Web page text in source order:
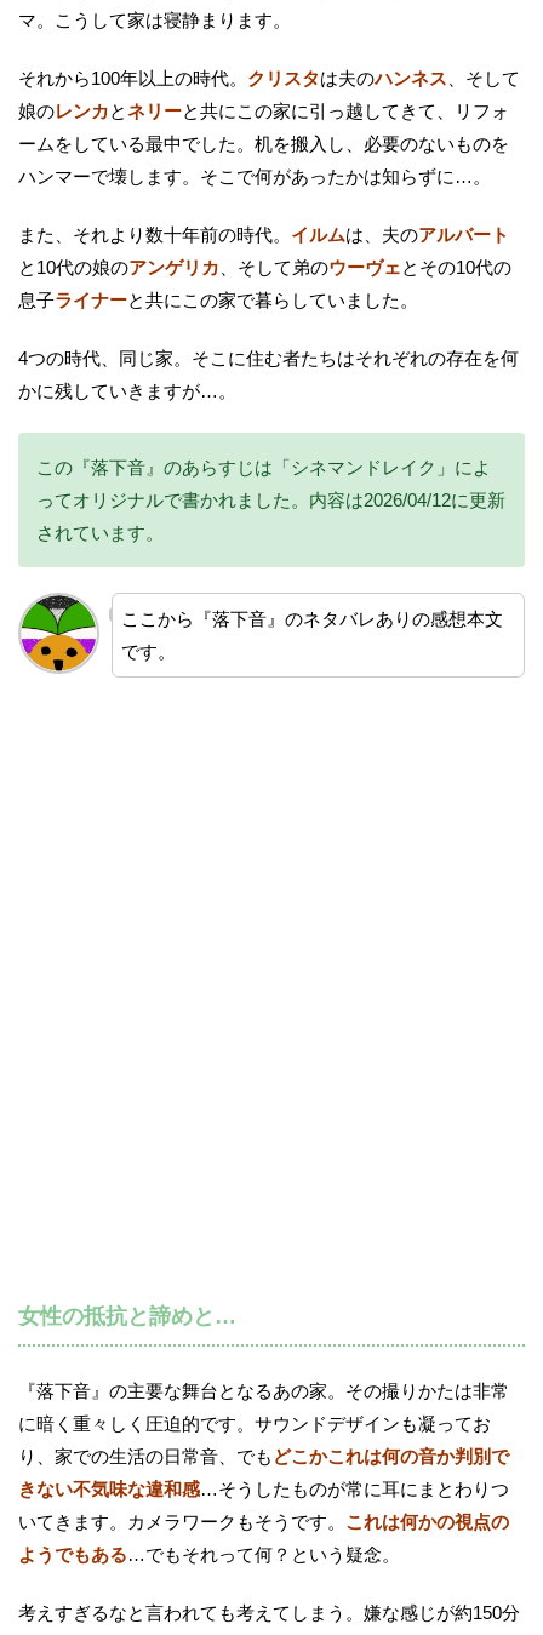
マ。こうして家は寝静まります。
それから100年以上の時代。 クリスタは夫のハンネス、そして
娘のレンカとネリーと共にこの家に引っ越してきて、リフォ
ームをしている最中でした。机を搬入し、必要のないものを
ハンマーで壊します。そこで何があったかは知らずに…。
また、それより数十年前の時代。 イルムは、夫のアルバート
と10代の娘のアンゲリカ、そして弟のウーヴェとその10代の
息子ライナーと共にこの家で暮らしていました。
4つの時代、同じ家。そこに住む者たちはそれぞれの存在を何
かに残していきますが…。
この『落下音』のあらすじは「シネマンドレイク」によ
ってオリジナルで書かれました。内容は2026/04/12に更新
されています。
ここから『落下音』のネタバレありの感想本文
です。
女性の抵抗と諦めと…
『落下音』の主要な舞台となるあの家。その撮りかたは非常
に暗く重々しく圧迫的です。サウンドデザインも凝ってお
り、家での生活の日常音、でも どこかこれは何の音か判別で
きない不気味な違和感…そうしたものが常に耳にまとわりつ
いてきます。カメラワークもそうです。 これは何かの視点の
ようでもある…でもそれって何？という疑念。
考えすぎるなと言われても考えてしまう。嫌な感じが約150分